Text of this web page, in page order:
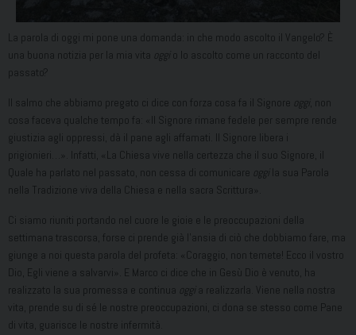
La parola di oggi mi pone una domanda: in che modo ascolto il Vangelo? È
una buona notizia per la mia vita oggi o lo ascolto come un racconto del
passato?
Il salmo che abbiamo pregato ci dice con forza cosa fa il Signore oggi, non
cosa faceva qualche tempo fa: «Il Signore rimane fedele per sempre rende
giustizia agli oppressi, dà il pane agli affamati. Il Signore libera i
prigionieri…». Infatti, «La Chiesa vive nella certezza che il suo Signore, il
Quale ha parlato nel passato, non cessa di comunicare oggi la sua Parola
nella Tradizione viva della Chiesa e nella sacra Scrittura».
Ci siamo riuniti portando nel cuore le gioie e le preoccupazioni della
settimana trascorsa, forse ci prende già l’ansia di ciò che dobbiamo fare, ma
giunge a noi questa parola del profeta: «Coraggio, non temete! Ecco il vostro
Dio, Egli viene a salvarvi». E Marco ci dice che in Gesù Dio è venuto, ha
realizzato la sua promessa e continua oggi a realizzarla. Viene nella nostra
vita, prende su di sé le nostre preoccupazioni, ci dona se stesso come Pane
di vita, guarisce le nostre infermità.